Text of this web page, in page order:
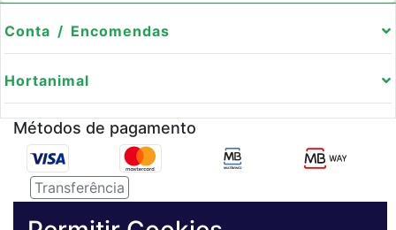
Conta / Encomendas
Hortanimal
Métodos de pagamento
Transferência